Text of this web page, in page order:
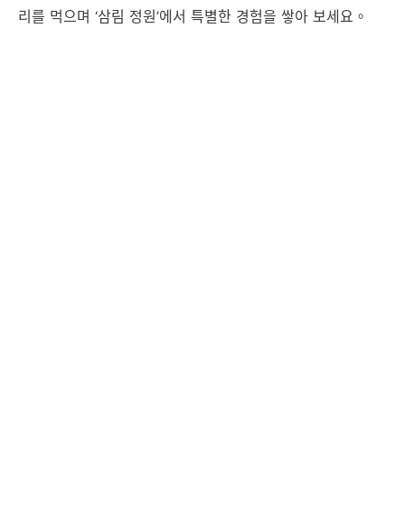
리를 먹으며 ‘삼림 정원’에서 특별한 경험을 쌓아 보세요。